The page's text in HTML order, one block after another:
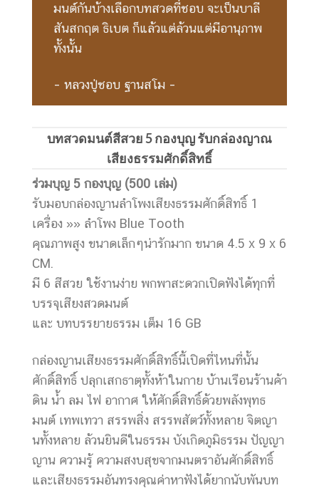
มนต์กันบ้างเลือกบทสวดที่ชอบ จะเป็นบาลี
สันสกฤต ธิเบต ก็แล้วแต่ล้วนแต่มีอานุภาพ
ทั้งนั้น
– หลวงปู่ชอบ ฐานสโม –
บทสวดมนต์สีสวย 5 กองบุญ รับกล่องญาณ
เสียงธรรมศักดิ์สิทธิ์
ร่วมบุญ 5 กองบุญ (500 เล่ม)
รับมอบกล่องญานลำโพงเสียงธรรมศักดิ์สิทธิ์ 1
เครื่อง »» ลำโพง Blue Tooth
คุณภาพสูง ขนาดเล็กๆน่ารักมาก ขนาด 4.5 x 9 x 6
CM.
มี 6 สีสวย ใช้งานง่าย พกพาสะดวกเปิดฟังได้ทุกที่
บรรจุเสียงสวดมนต์
และ บทบรรยายธรรม เต็ม 16 GB
กล่องญานเสียงธรรมศักดิ์สิทธิ์นี้เปิดที่ไหนที่นั้น
ศักดิ์สิทธิ์ ปลุกเสกธาตุทั้งห้าในกาย บ้านเรือนร้านค้า
ดิน น้ำ ลม ไฟ อากาศ ให้ศักดิ์สิทธิ์ด้วยพลังพุทธ
มนต์ เทพเทวา สรรพสิ่ง สรรพสัตว์ทั้งหลาย จิตญา
นทั้งหลาย ล้วนยินดีในธรรม บังเกิดภูมิธรรม ปัญญา
ญาน ความรู้ ความสงบสุขจากมนตราอันศักดิ์สิทธิ์
และเสียงธรรมอันทรงคุณค่าหาฟังได้ยากนับพันบท